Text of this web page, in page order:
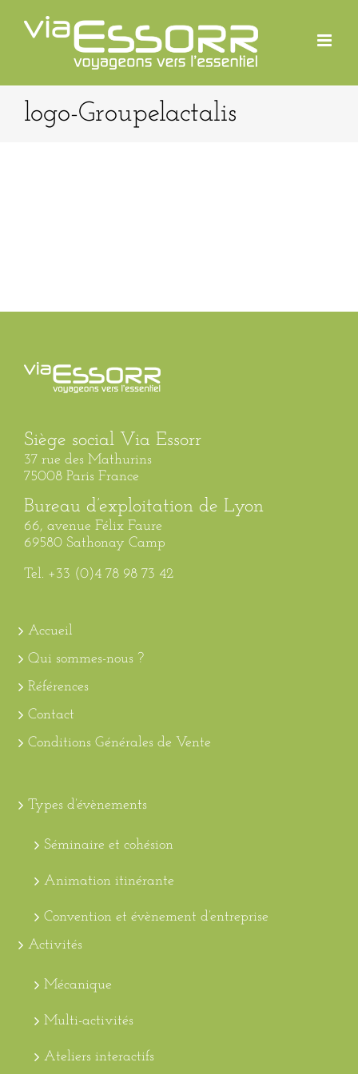
contenu
logo-Groupelactalis
Siège social Via Essorr
37 rue des Mathurins
75008 Paris France
Bureau d’exploitation de Lyon
66, avenue Félix Faure
69580 Sathonay Camp
Tel. +33 (0)4 78 98 73 42
Accueil
Qui sommes-nous ?
Références
Contact
Conditions Générales de Vente
Types d’évènements
Séminaire et cohésion
Animation itinérante
Convention et évènement d’entreprise
Activités
Mécanique
Multi-activités
Ateliers interactifs